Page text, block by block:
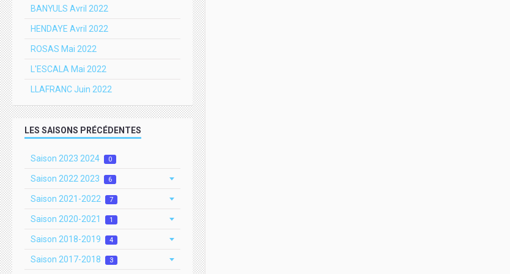
BANYULS Avril 2022
HENDAYE Avril 2022
ROSAS Mai 2022
L'ESCALA Mai 2022
LLAFRANC Juin 2022
LES SAISONS PRÉCÉDENTES
Saison 2023 2024 0
Saison 2022 2023 6
Saison 2021-2022 7
Saison 2020-2021 1
Saison 2018-2019 4
Saison 2017-2018 3